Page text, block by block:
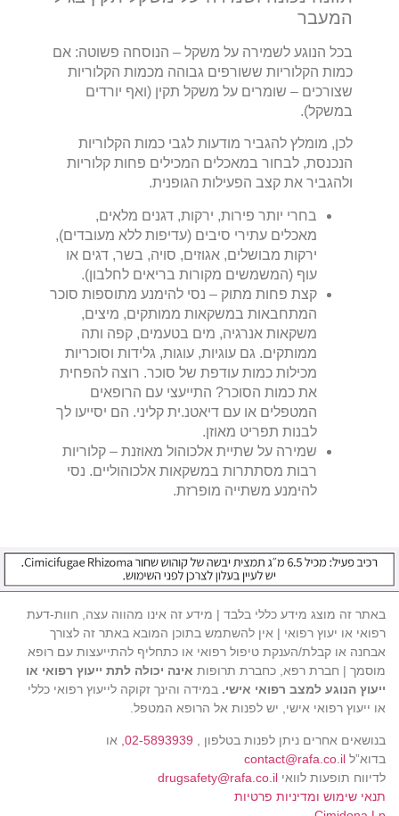
המעבר
בכל הנוגע לשמירה על משקל – הנוסחה פשוטה: אם
כמות הקלוריות ששורפים גבוהה מכמות הקלוריות
שצורכים – שומרים על משקל תקין (ואף יורדים
במשקל).
לכן, מומלץ להגביר מודעות לגבי כמות הקלוריות
הנכנסת, לבחור במאכלים המכילים פחות קלוריות
ולהגביר את קצב הפעילות הגופנית.
בחרי יותר פירות, ירקות, דגנים מלאים,
מאכלים עתירי סיבים (עדיפות ללא מעובדים),
ירקות מבושלים, אגוזים, סויה, בשר, דגים או
עוף (המשמשים מקורות בריאים לחלבון).
קצת פחות מתוק – נסי להימנע מתוספות סוכר
המתחבאות במשקאות ממותקים, מיצים,
משקאות אנרגיה, מים בטעמים, קפה ותה
ממותקים. גם עוגיות, עוגות, גלידות וסוכריות
מכילות כמות עודפת של סוכר. רוצה להפחית
את כמות הסוכר? התייעצי עם הרופאים
המטפלים או עם דיאטנ.ית קליני. הם יסייעו לך
לבנות תפריט מאוזן.
שמירה על שתיית אלכוהול מאוזנת – קלוריות
רבות מסתתרות במשקאות אלכוהוליים. נסי
להימנע משתייה מופרזת.
באתר זה מוצג מידע כללי בלבד | מידע זה אינו מהווה עצה, חוות-דעת
רפואי או יעוץ רפואי | אין להשתמש בתוכן המובא באתר זה לצורך
אבחנה או קבלת/הענקת טיפול רפואי או כתחליף להתייעצות עם רופא
מוסמך | חברת רפא, כחברת תרופות אינה יכולה לתת ייעוץ רפואי או
ייעוץ הנוגע למצב רפואי אישי. במידה והינך זקוקה לייעוץ רפואי כללי
או ייעוץ רפואי אישי, יש לפנות אל הרופא המטפל.
בנושאים אחרים ניתן לפנות בטלפון , 02-5893939, או
בדוא”ל contact@rafa.co.il
לדיווח תופעות לוואי drugsafety@rafa.co.il
תנאי שימוש ומדיניות פרטיות